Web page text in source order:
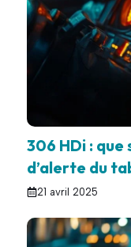
306 HDi : que
d’alerte du
21 avril 2025